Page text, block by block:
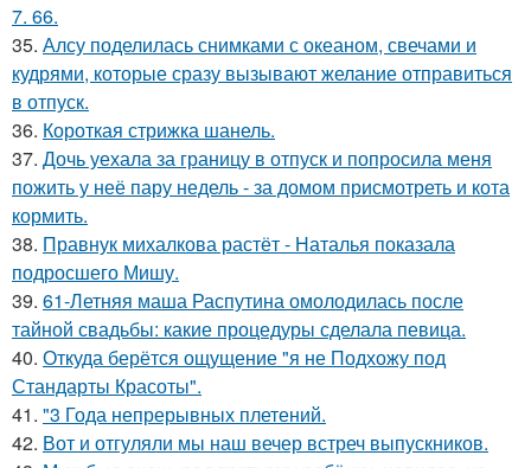
7. 66.
35. Алсу поделилась снимками с океаном, свечами и
кудрями, которые сразу вызывают желание отправиться
в отпуск.
36. Короткая стрижка шанель.
37. Дочь уехала за границу в отпуск и попросила меня
пожить у неё пару недель - за домом присмотреть и кота
кормить.
38. Правнук михалкова растёт - Наталья показала
подросшего Мишу.
39. 61-Летняя маша Распутина омолодилась после
тайной свадьбы: какие процедуры сделала певица.
40. Откуда берётся ощущение "я не Подхожу под
Стандарты Красоты".
41. "3 Года непрерывных плетений.
42. Вот и отгуляли мы наш вечер встреч выпускников.